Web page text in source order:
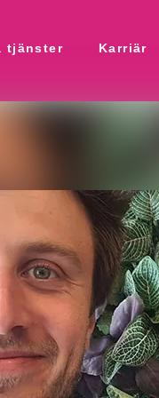
tjänster Karriär